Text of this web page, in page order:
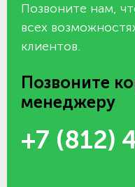
Позвоните нам,
всех
клиентов.
Позвоните
менеджеру
+7 (812)